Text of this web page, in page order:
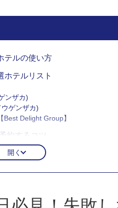
テルの使い方
ホテルリスト
ンザカ)
ゲンザカ)
Delight Group】
約するコツ
開く